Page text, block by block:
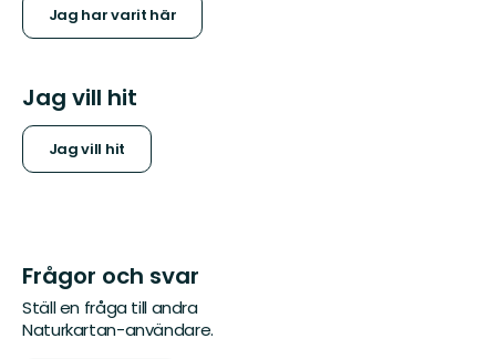
Jag har varit här
Jag vill hit
Jag vill hit
Frågor och svar
Ställ en fråga till andra
Naturkartan-användare.